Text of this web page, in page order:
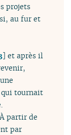
projets
au fur et
] et après il
qui tournait
partir de
par